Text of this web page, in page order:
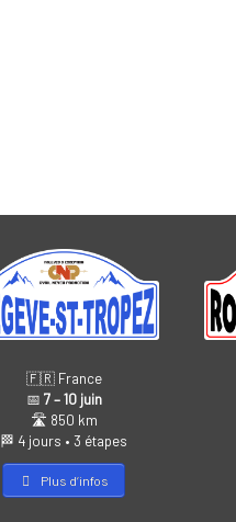
🇫🇷 France
📅 7 – 10 juin
🛣️ 850 km
🏁 4 jours • 3 étapes
Plus d’infos